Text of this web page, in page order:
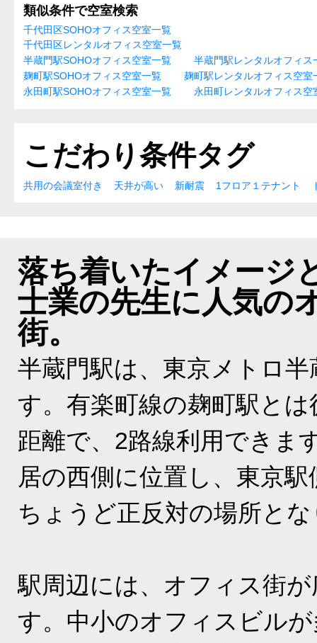
類似条件で空室検索
千代田区SOHOオフィス空室一覧
千代田区レンタルオフィス空室一覧
半蔵門駅SOHOオフィス空室一覧
半蔵門駅レンタルオフィス
麹町駅SOHOオフィス空室一覧
麹町駅レンタルオフィス空室
永田町駅SOHOオフィス空室一覧
永田町レンタルオフィス空
こだわり条件タグ
共用の会議室付き 天井が高い 新耐震 1フロア１テナント
落ち着いたイメージ
士業の先生に人気の
街。
半蔵門駅は、東京メトロ
す。有楽町線の麹町駅と
距離で、2路線利用できま
居の西側に位置し、東京
ちょうど正反対の場所と
駅周辺には、オフィス街
す。中小のオフィスビル